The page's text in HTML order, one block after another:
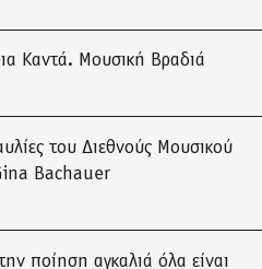
Καντά. Μουσική Βραδιά
του Διεθνούς Μουσικού
Bachauer
ποίηση αγκαλιά όλα είναι